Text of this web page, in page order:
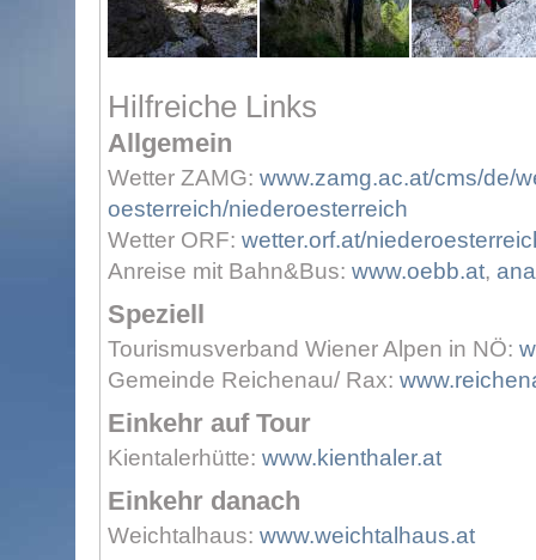
Hilfreiche Links
Allgemein
Wetter ZAMG: www.zamg.ac.at/cms/de/
oesterreich/niederoesterreich
Wetter ORF: wetter.orf.at/
Anreise mit Bahn&Bus: www.oebb.at,
Speziell
Tourismusverband Wiener Alpen in NÖ:
Gemeinde Reichenau/ Rax:
Einkehr auf Tour
Kientalerhütte: www.kienthaler.at
Einkehr danach
Weichtalhaus: www.weichtalhaus.at